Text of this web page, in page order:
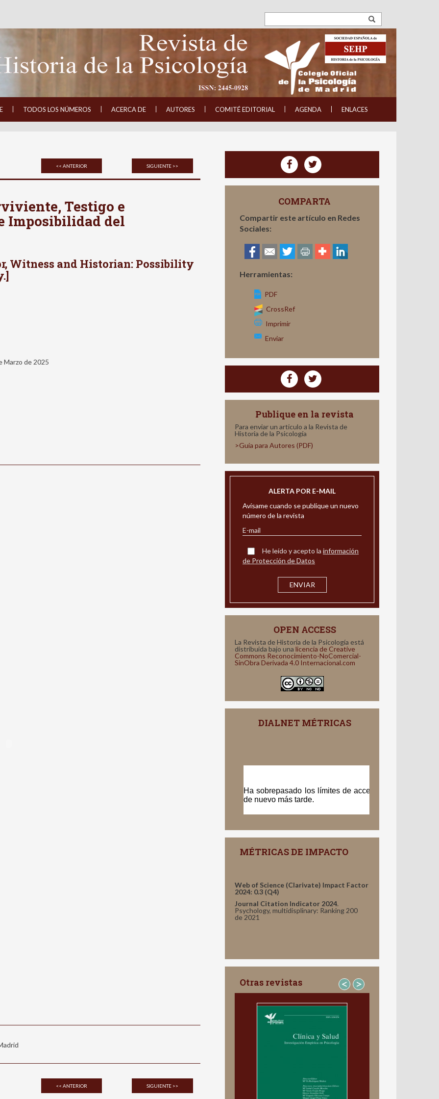
TODOS LOS NÚMEROS ACERCA DE AUTORES COMITÉ EDITORIAL AGENDA ENLACES
<< ANTERIOR SIGUIENTE >>
Testigo e
Imposibilidad del
Witness and Historian: Possibility
Marzo de 2025
<< ANTERIOR SIGUIENTE >>
COMPARTA
Compartir este artículo en Redes
Sociales:
Herramientas:
PDF
CrossRef
Imprimir
Enviar
Publique en la revista
Para enviar un articulo a la Revista de
Historia de la Psicología
>Guía para Autores (PDF)
ALERTA POR E-MAIL
Avísame cuando se publique un nuevo
número de la revista
He leído y acepto la información
de Protección de Datos
OPEN ACCESS
La Revista de Historia de la Psicología está
distribuida bajo una licencia de Creative
Commons Reconocimiento-NoComercial-
SinObra Derivada 4.0 Internacional.com
DIALNET MÉTRICAS
MÉTRICAS DE IMPACTO
Web of Science (Clarivate) Impact Factor
2024: 0.3 (Q4)
Journal Citation Indicator 2024.
Psychology, multidisplinary: Ranking 200
de 2021
Otras revistas < >